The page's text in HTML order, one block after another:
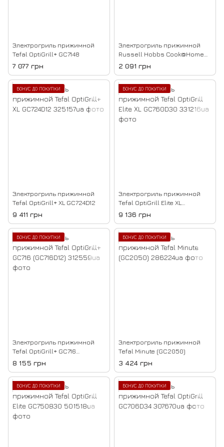
Электрогриль прижимной
Tefal OptiGrill+ GC7148
7 077 грн
Электрогриль прижимной
Russell Hobbs Cook@Home
3in1 Paninil 17888-56
2 091 грн
БОНУС ДО ПОКУПКИ
Электрогриль прижимной
Tefal OptiGrill+ XL GC724D12
9 411 грн
БОНУС ДО ПОКУПКИ
Электрогриль прижимной
Tefal OptiGrill Elite XL
GC760D30
9 136 грн
БОНУС ДО ПОКУПКИ
Электрогриль прижимной
Tefal OptiGrill+ GC716
(GC716D12)
8 155 грн
БОНУС ДО ПОКУПКИ
Электрогриль прижимной
Tefal Minute (GC2050)
3 424 грн
БОНУС ДО ПОКУПКИ БОНУС ДО ПОКУПКИ